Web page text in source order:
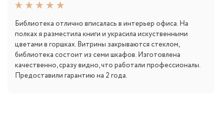
Библиотека отлично вписалась в интерьер офиса. На
полках я разместила книги и украсила искуственными
цветами в горшках. Витрины закрываются стеклом,
библиотека состоит из семи шкафов. Изготовлена
качественно, сразу видно, что работали профессионалы.
Предоставили гарантию на 2 года.